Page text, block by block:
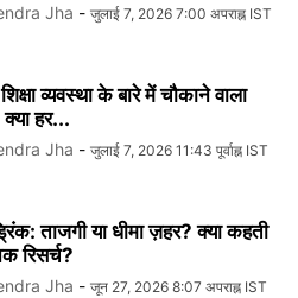
Jha - जुलाई 7, 2026 7:00 अपराह्न IST
व्यवस्था के बारे में चौकाने वाला
हर...
Jha - जुलाई 7, 2026 11:43 पूर्वाह्न IST
ताजगी या धीमा ज़हर? क्या कहती
रिसर्च?
Jha - जून 27, 2026 8:07 अपराह्न IST